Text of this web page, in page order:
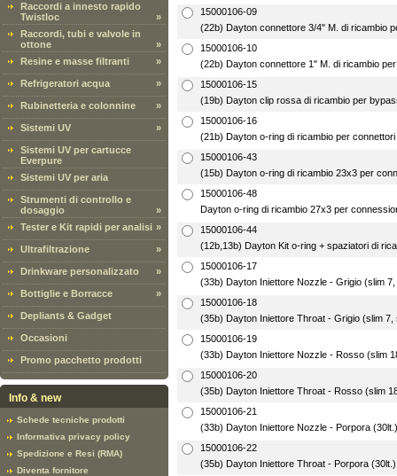
Raccordi a innesto rapido
Twistloc
»
Raccordi, tubi e valvole in
ottone
»
Resine e masse filtranti
»
Refrigeratori acqua »
Rubinetteria e colonnine »
Sistemi UV »
Sistemi UV per cartucce
Everpure
Sistemi UV per aria
Strumenti di controllo e
dosaggio
»
Tester e Kit rapidi per analisi »
Ultrafiltrazione »
Drinkware personalizzato »
Bottiglie e Borracce »
Depliants & Gadget
Occasioni
Promo pacchetto prodotti
Info & new
Schede tecniche prodotti
Informativa privacy policy
Spedizione e Resi (RMA)
Diventa fornitore
15000106-09
(22b) Dayton connettore 3/4" M. di ricambio
15000106-10
(22b) Dayton connettore 1" M. di ricambio
15000106-15
(19b) Dayton clip rossa di ricambio per
15000106-16
(21b) Dayton o-ring di ricambio per connettori
15000106-43
(15b) Dayton o-ring di ricambio 23x3 per
15000106-48
Dayton o-ring di ricambio 27x3 per
15000106-44
(12b,13b) Dayton Kit o-ring + spaziatori di
15000106-17
(33b) Dayton Iniettore Nozzle - Grigio (slim
15000106-18
(35b) Dayton Iniettore Throat - Grigio (slim 7,
15000106-19
(33b) Dayton Iniettore Nozzle - Rosso (slim
15000106-20
(35b) Dayton Iniettore Throat - Rosso (slim
15000106-21
(33b) Dayton Iniettore Nozzle - Porpora (30lt.)
15000106-22
(35b) Dayton Iniettore Throat - Porpora (30lt.)